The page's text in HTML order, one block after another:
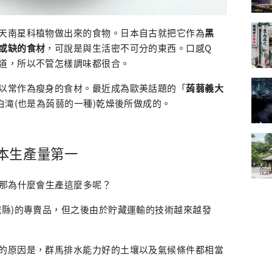
南星科植物做出來的食物。日本自古就把它作為黑
缺的食材 ，可說是與生活密不可分的東西。口感Q
，所以不管怎樣調味都很合。
常作為瘦身的食材。最近成為歐美話題的「蒟蒻義大
(也是為蒟蒻的一種)乾燥後所做成的。
生產量第一
為什麼會生產這麼多呢？
)的專賣品，但之後由於貯藏運輸的技術越來越發
原因是，群馬排水能力好的土壤以及氣候條件都相當